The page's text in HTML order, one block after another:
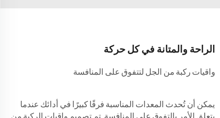
الراحة والمتانة في كل حركة
واقيات ركبة من الجل لتتفوق على المنافسة
يمكن أن تُحدث المعدات المناسبة فرقًا كبيرًا في أدائك عندما
يتعلق الأمر بالتفوق على المنافسة. تم تصميم واقيات الركبة من